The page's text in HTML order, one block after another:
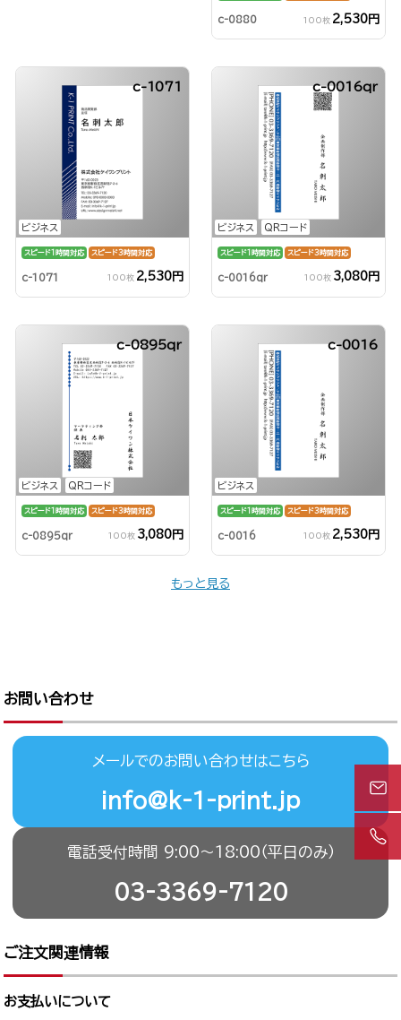
c-0880 100枚 2,530円
ビジネス
c-1071
スピード1時間対応 スピード3時間対応
c-1071 100枚 2,530円
ビジネス QRコード
c-0016qr
スピード1時間対応 スピード3時間対応
c-0016qr 100枚 3,080円
ビジネス QRコード
c-0895qr
スピード1時間対応 スピード3時間対応
c-0895qr 100枚 3,080円
ビジネス
c-0016
スピード1時間対応 スピード3時間対応
c-0016 100枚 2,530円
もっと見る
お問い合わせ
メールでのお問い合わせはこちら
info@k-1-print.jp
電話受付時間 9:00〜18:00（平日のみ）
03-3369-7120
ご注文関連情報
お支払いについて